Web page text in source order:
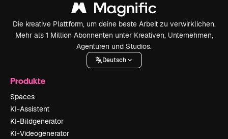
Die kreative Plattform, um deine beste Arbeit zu verwirklichen.
Mehr als 1 Million Abonnenten unter Kreativen, Unternehmen,
Agenturen und Studios.
Deutsch
Produkte
Spaces
KI-Assistent
KI-Bildgenerator
KI-Videogenerator